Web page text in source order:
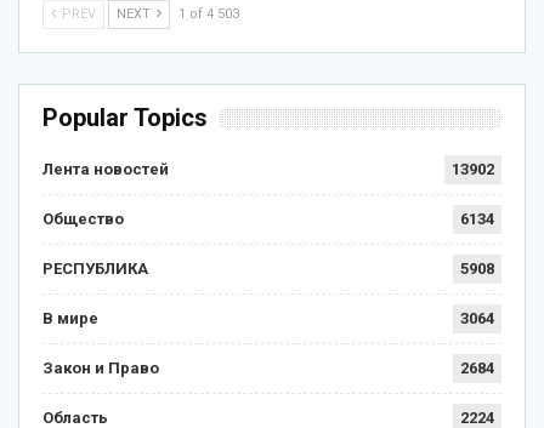
PREV NEXT 1 of 4 503
Popular Topics
Лента новостей 13902
Общество 6134
РЕСПУБЛИКА 5908
В мире 3064
Закон и Право 2684
Область 2224